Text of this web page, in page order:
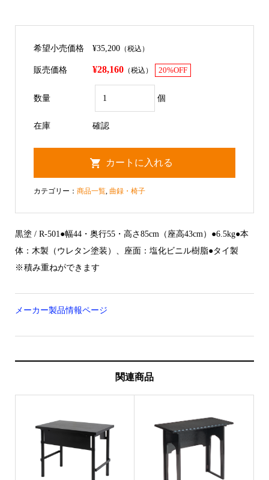
希望小売価格 ¥35,200（税込）
販売価格 ¥28,160（税込） 20%OFF
数量 個
在庫 確認
カテゴリー： 商品一覧, 曲録・椅子
黒塗 / R-501●幅44・奥行55・高さ85cm（座高43cm）●6.5kg●本
体：木製（ウレタン塗装）、座面：塩化ビニル樹脂●タイ製
※ 積み重ねができます
メーカー製品情報ページ
関連商品